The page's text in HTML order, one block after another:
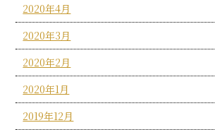
2020年4月
2020年3月
2020年2月
2020年1月
2019年12月